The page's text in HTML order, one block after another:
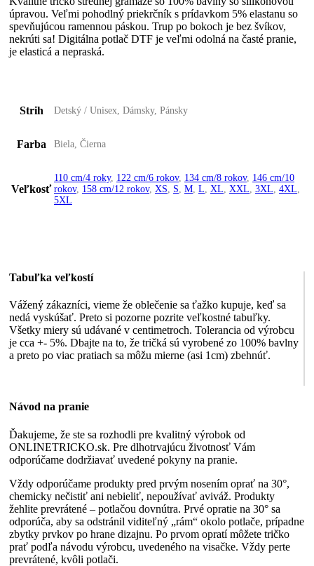
úpravou. Veľmi pohodlný priekrčník s prídavkom 5% elastanu so
spevňujúcou ramennou páskou. Trup po bokoch je bez švíkov,
nekrúti sa! Digitálna potlač DTF je veľmi odolná na časté pranie,
je elasticá a nepraská.
Strih Detský / Unisex, Dámsky, Pánsky
Farba Biela, Čierna
Veľkosť
110 cm/4 roky, 122 cm/6 rokov, 134 cm/8 rokov, 146 cm/10
rokov, 158 cm/12 rokov, XS S M L XL XXL 3XL 4XL
5XL
Tabuľka veľkostí
Vážený zákazníci, vieme že oblečenie sa ťažko kupuje, keď sa
nedá vyskúšať. Preto si pozorne pozrite veľkostné tabuľky.
Všetky miery sú udávané v centimetroch. Tolerancia od výrobcu
je cca +- 5%. Dbajte na to, že tričká sú vyrobené zo 100% bavlny
a preto po viac pratiach sa môžu mierne (asi 1cm) zbehnúť.
Návod na pranie
Ďakujeme, že ste sa rozhodli pre kvalitný výrobok od
ONLINETRICKO.sk. Pre dlhotrvajúcu životnosť Vám
odporúčame dodržiavať uvedené pokyny na pranie.
Vždy odporúčame produkty pred prvým nosením oprať na 30°,
chemicky nečistiť ani nebieliť, nepoužívať aviváž. Produkty
žehlite prevrátené – potlačou dovnútra. Prvé opratie na 30° sa
odporúča, aby sa odstránil viditeľný „rám“ okolo potlače, prípadne
zbytky prvkov po hrane dizajnu. Po prvom opratí môžete tričko
prať podľa návodu výrobcu, uvedeného na visačke. Vždy perte
prevrátené, kvôli potlači.